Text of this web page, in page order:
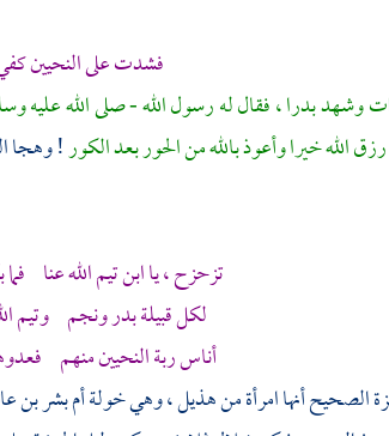
فشدت على النحيين
وشهد بدرا ، فقال له رسول الله - صلى الله
الله خيرا وأعوذ بالله من الحور بعد الكور! وهجا
تزحزح ، يا ابن تيم الله عنا
لكل قبيلة بدر ونجم وتيم
أناس ربة النحيين منهم
الصحيح أنها امرأة منهذيل، وهيخولة أم بشر بن